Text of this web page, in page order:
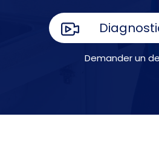
Demander un